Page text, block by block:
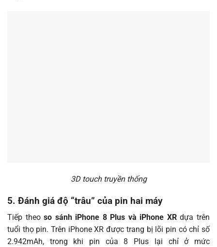
3D touch truyền thống
5. Đánh giá độ “trâu” của pin hai máy
Tiếp theoso sánh iPhone 8 Plus và iPhone XRdựa trên
tuổi thọ pin. Trên iPhone XR được trang bị lõi pin có chỉ số
2.942mAh, trong khi pin của 8 Plus lại chỉ ở mức